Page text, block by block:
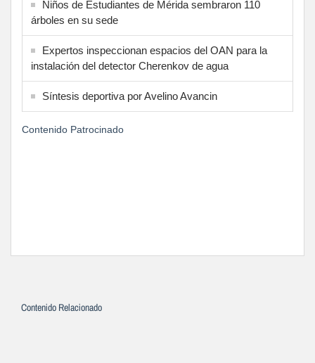
Niños de Estudiantes de Mérida sembraron 110
árboles en su sede
Expertos inspeccionan espacios del OAN para la
instalación del detector Cherenkov de agua
Síntesis deportiva por Avelino Avancin
Contenido Patrocinado
Contenido Relacionado